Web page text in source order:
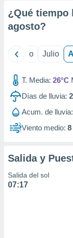
de¿Qué tiempo
agosto?
Junio Julio
T. Media: 26°C
Días de lluvia: 2
Acum. de lluvia:
Viento medio:
Salida y
Salida del sol
07:17